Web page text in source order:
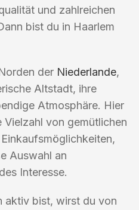
und zahlreichen
bist du in Haarlem
der Niederlande,
Altstadt, ihre
Atmosphäre. Hier
von gemütlichen
Auswahl an
Interesse.
aktiv bist, wirst du von